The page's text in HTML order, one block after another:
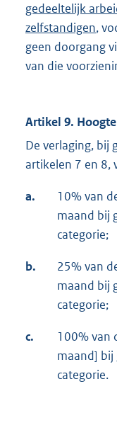
gedeeltelijk
zelfstandigen,
geen doorgang
van die
Artikel 9.
De verlaging, bij
artikelen 7 en 8,
a.
10% van
maand bij
categorie;
b.
25% van
maand bij
categorie;
c.
100% van
maand] bij
categorie.